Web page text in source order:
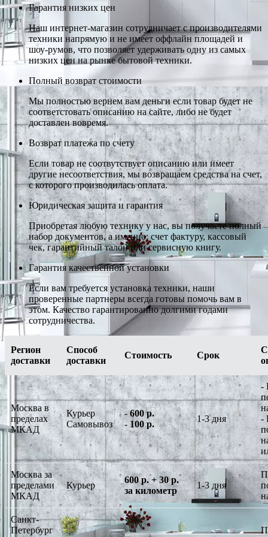
Гарантия низких цен
Наш интернет-магазин сотрудничает с производителями
техники напрямую и не имеет оффлайн площадей и
шоу-румов, что позволяет удерживать одну из самых
низких цен на рынке бытовой техники.
Полный возврат стоимости
Мы полностью вернем вам деньги если товар будет не
соответстовать описанию на сайте, либо не будет
доставлен вовремя.
Возврат платежа по счету
Если товар не соотвутствует описанию или имеет
другие несоответствия, мы возвращаем средства на счет,
с которого производилась оплата.
Юридическая защита и гарантия
Приобретая любую технику у нас, вы получаете полный
набор документов, а именно: счет фактуру, кассовый
чек, гарантийный талон или сервисную книгу.
Гарантия качественной установки
Если вам требуется установка техники, наши
проверенные партнеры всегда готовы помочь вам в
этом. Качество гарантированно долгими годами
сотрудничества.
Регион
доставки
Способ
доставки
Стоимость Срок
Москва в
пределах
МКАД
Курьер
Самовывоз
-600 р.
-100 р.
1-3 дня
-
-
Москва за
пределами
МКАД
Курьер
600 р. + 30 р.
за километр
1-3 дня
Санкт-
Петербург